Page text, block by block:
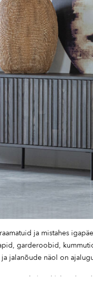
ja mistahes
garderoobid,
jalanõude näol on
praktilised